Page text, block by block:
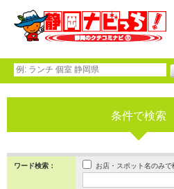
条件で検索
ワード検索： お店・スポット名のみで